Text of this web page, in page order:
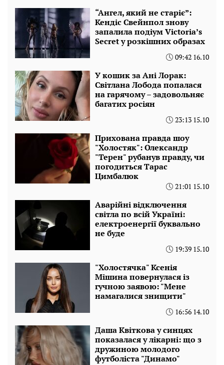
“Ангел, який не старіє”:
Кендіс Свейнпол знову
запалила подіум Victoria’s
Secret у розкішних образах
09:42 16.10
У кошик за Ані Лорак:
Світлана Лобода попалася
на гарячому – задовольняє
багатих росіян
23:13 15.10
Прихована правда шоу
"Холостяк": Олександр
"Терен" рубанув правду, чи
погодиться Тарас
Цимбалюк
21:01 15.10
Аварійні відключення
світла по всій Україні:
електроенергії буквально
не буде
19:39 15.10
"Холостячка" Ксенія
Мішина повернулася із
гучною заявою: "Мене
намагалися знищити"
16:56 14.10
Даша Квіткова у синцях
показалася у лікарні: що з
дружиною молодого
футболіста "Динамо"